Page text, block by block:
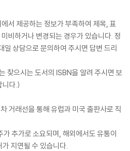
서 제공하는 정보가 부족하여 제목, 표
비하거나 변경되는 경우가 있습니다. 정
일 상담으로 문의하여 주시면 답변 드리
찾으시는 도서의 ISBN을 알려 주시면 보
니다.)
거래선을 통해 유럽과 미국 출판사로 직
추가로 소요되며, 해외에서도 유통이
지연될 수 있습니다.